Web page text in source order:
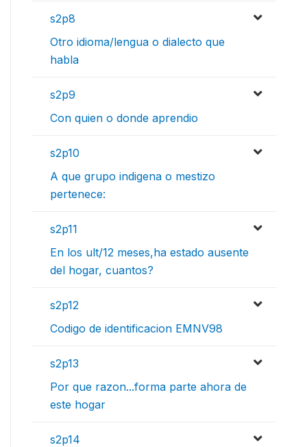
s2p8
Otro idioma/lengua o dialecto que
habla
s2p9
Con quien o donde aprendio
s2p10
A que grupo indigena o mestizo
pertenece:
s2p11
En los ult/12 meses,ha estado ausente
del hogar, cuantos?
s2p12
Codigo de identificacion EMNV98
s2p13
Por que razon...forma parte ahora de
este hogar
s2p14